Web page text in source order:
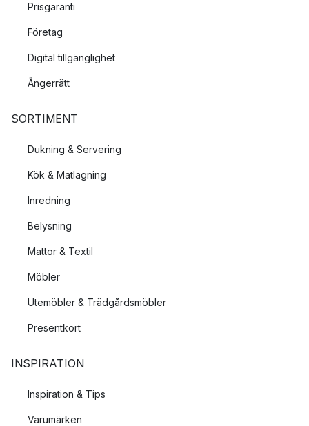
Prisgaranti
Företag
Digital tillgänglighet
Ångerrätt
SORTIMENT
Dukning & Servering
Kök & Matlagning
Inredning
Belysning
Mattor & Textil
Möbler
Utemöbler & Trädgårdsmöbler
Presentkort
INSPIRATION
Inspiration & Tips
Varumärken